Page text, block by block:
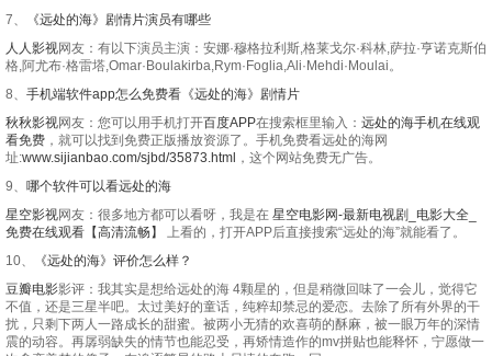
7、
《远处的海》剧情片演员有哪些
人人影视网友：有以下演员主演：安娜·穆格拉利斯,格莱戈尔·科林,萨拉·亨诺克斯伯
格,阿尤布·格雷塔,Omar·Boulakirba,Rym·Foglia,Ali·Mehdi·Moulai。
8、 手机端软件app怎么免费看《远处的海》剧情片
秋秋影视网友：您可以用手机打开百度APP在搜索框里输入： 远处的海手机在线观
看免费 ，就可以找到免费正版播放资源了。手机免费看远处的海网
址:www.sijianbao.com/sjbd/35873.html ，这个网站免费无广告。
9、 哪个软件可以看远处的海
星空影视网友：很多地方都可以看呀，我是在 星空电影网-最新电视剧_电影大全_
免费在线观看【高清流畅】
上看的，打开APP后直接搜索“远处的海”就能看了。
10、
《远处的海》评价怎么样？
豆瓣电影影评：我其实是想给远处的海 4颗星的，但是稍微回味了一会儿，觉得它
不值，还是三星半吧。太过美好的童话，纯粹却禁忌的爱恋。去除了所有外界的干
扰，只剩下两人一路成长的甜蜜。被两小无猜的欢喜萌的酥麻，被一眼万年的深情
震的动容。再孱弱缺失的情节也能忍受，再矫情造作的mv拼贴也能释怀，宁愿做一